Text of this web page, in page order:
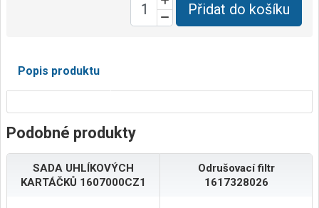
Přidat do košíku
Popis produktu
Podobné produkty
SADA UHLÍKOVÝCH
KARTÁČKŮ 1607000CZ1
Odrušovací filtr
1617328026